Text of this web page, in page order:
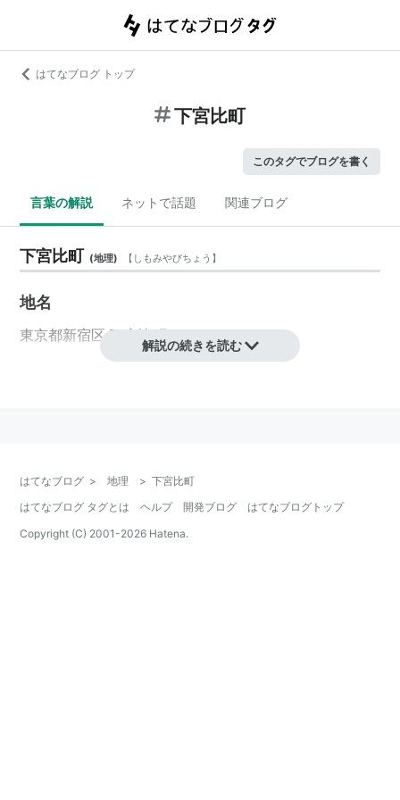
はてなブログ トップ
下宮比町
このタグでブログを書く
言葉の解説 ネットで話題 関連ブログ
下宮比町 (地理) 【 しもみやびちょう 】
地名
東京都新宿区 下宮比町
解説の続きを読む
はてなブログ > 地理 > 下宮比町
はてなブログ タグとは
ヘルプ 開発ブログ
はてなブログトップ
Copyright (C) 2001-2026 Hatena.